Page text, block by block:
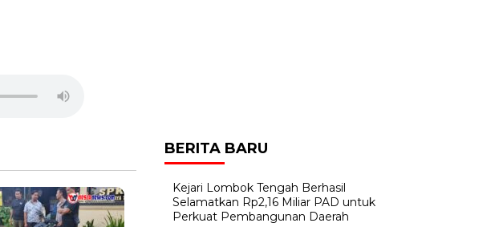
BERITA BARU
Kejari Lombok Tengah Berhasil
Selamatkan Rp2,16 Miliar PAD untuk
Perkuat Pembangunan Daerah